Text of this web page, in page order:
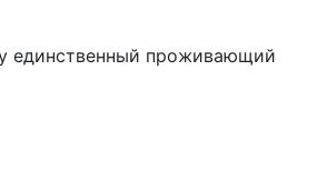
единственный проживающий